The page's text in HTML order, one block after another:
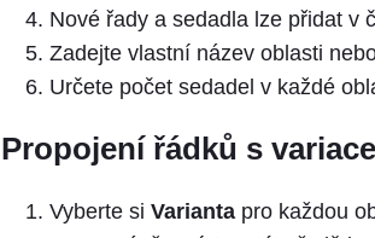
Nové řady a sedadla lze přidat v
Zadejte vlastní název oblasti
Určete počet sedadel v každé
Propojení řádků s
Vyberte si Varianta pro každou